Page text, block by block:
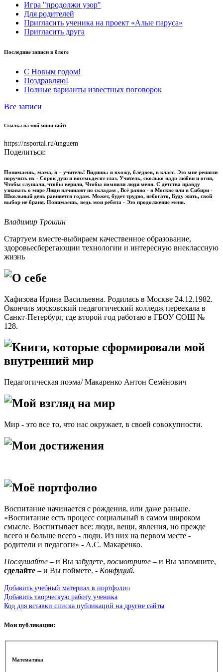
Игра "продолжи узор"
Для родителей
Пригласить ученика на проект «Алые паруса»
Пригласить друга
Последние записи в блоге
С Новым годом!
Поздравляю!
Полные варианты известных поговорок
Все записи
Ссылка на мой мини-сайт:
https://nsportal.ru/unguem
Поделиться:
Понимаешь, мама, я – учитель! Видишь: я вхожу, бледнея, в класс. Это мне решили
поручить их - Сорок душ и восемьдесят глаз. Учитель, сколько надо любви и огня,
Чтобы слушали, чтобы верили, Чтобы помнили люди меня. С детства правду
узнавать о мире Люди начинают по складам , Всё равно - в Москве или в Сибири -
Школьный день равняется годам. Может, будет трудно, небогато, Буду жить, свой
выбор не браня. Понимаешь, ведь мои ребята - Это продолжение меня.
Владимир Трошин
Стартуем вместе-выбираем качественное образование,
здоровьесберегающии технологии и интересную внеклассную
жизнь
О себе
Хафизова Ирина Васильевна. Родилась в Москве 24.12.1982.
Окончив московский педагогический колледж переехала в
Санкт-Петербург, где второй год работаю в ГБОУ СОШ №
128.
Книги, которые сформировали мой
внутренний мир
Педагогическая поэма/Макаренко Антон Семёнович
Мой взгляд на мир
Мир - это все то, что нас окружает, в своей совокупности.
Мои достижения
Моё портфолио
Воспитание начинается с рождения, или даже раньше.
«Воспитание есть процесс социальный в самом широком
смысле. Воспитывает все: люди, вещи, явления, но прежде
всего и больше всего - люди. Из них на первом месте -
родители и педагоги» - А.С. Макаренко.
Послушайте – и Вы забудете, посмотрите – и Вы запомните,
сделайте – и Вы поймете. - Конфуций.
Добавить учебный материал в портфолио
Добавить творческую работу ученика
Код для вставки списка публикаций на другие сайты
Мои публикации:
Математика